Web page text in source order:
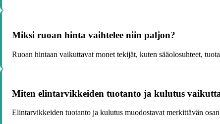
Miksi ruoan hinta vaihtelee niin paljon?
Ruoan hintaan vaikuttavat monet tekijät, kuten sääolosuhteet,
Miten elintarvikkeiden tuotanto ja kulutus
Elintarvikkeiden tuotanto ja kulutus muodostavat merkittävän